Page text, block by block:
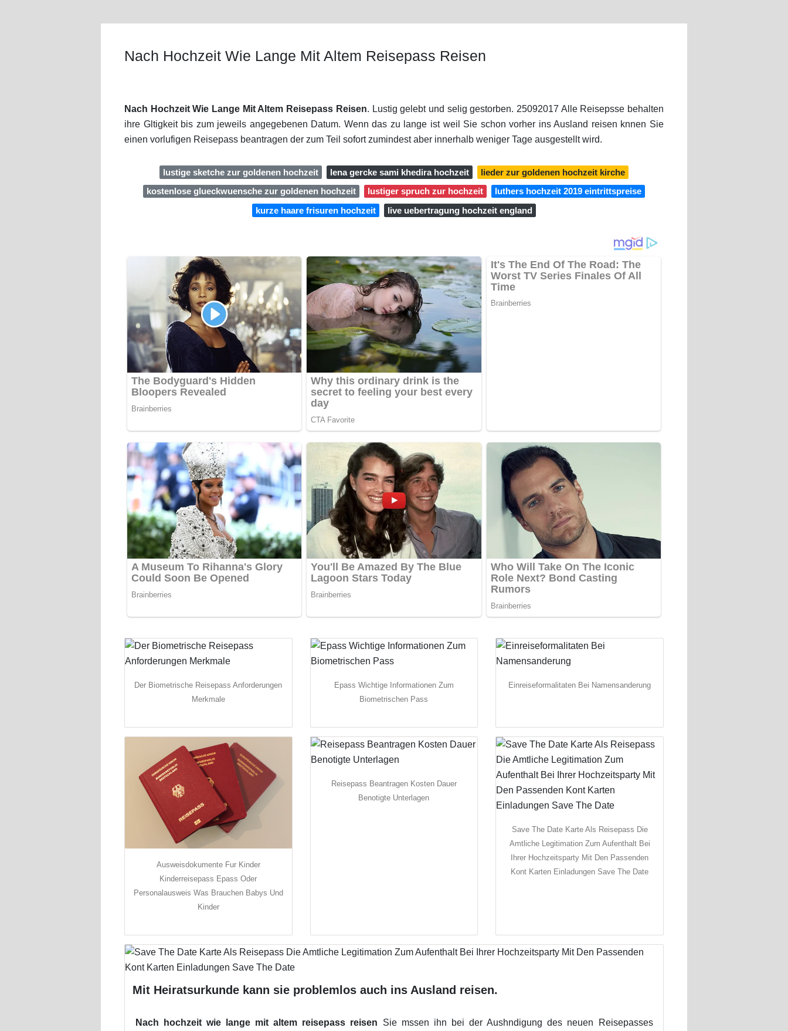
Nach Hochzeit Wie Lange Mit Altem Reisepass Reisen
Nach Hochzeit Wie Lange Mit Altem Reisepass Reisen. Lustig gelebt und selig gestorben. 25092017 Alle Reisepsse behalten
ihre Gltigkeit bis zum jeweils angegebenen Datum. Wenn das zu lange ist weil Sie schon vorher ins Ausland reisen knnen Sie
einen vorlufigen Reisepass beantragen der zum Teil sofort zumindest aber innerhalb weniger Tage ausgestellt wird.
lustige sketche zur goldenen hochzeit lena gercke sami khedira hochzeit
lieder zur goldenen hochzeit kirche
kostenlose glueckwuensche zur goldenen hochzeit
lustiger spruch zur hochzeit
luthers hochzeit 2019 eintrittspreise
kurze haare frisuren hochzeit
live uebertragung hochzeit england
Der Biometrische Reisepass Anforderungen
Merkmale
Epass Wichtige Informationen Zum
Biometrischen Pass
Einreiseformalitaten Bei Namensanderung
Ausweisdokumente Fur Kinder
Kinderreisepass Epass Oder
Personalausweis Was Brauchen Babys Und
Kinder
Reisepass Beantragen Kosten Dauer
Benotigte Unterlagen
Save The Date Karte Als Reisepass Die
Amtliche Legitimation Zum Aufenthalt Bei
Ihrer Hochzeitsparty Mit Den Passenden
Kont Karten Einladungen Save The Date
Mit Heiratsurkunde kann sie problemlos auch ins Ausland reisen.
Nach hochzeit wie lange mit altem reisepass reisen Sie mssen ihn bei der Aushndigung des neuen Reisepasses